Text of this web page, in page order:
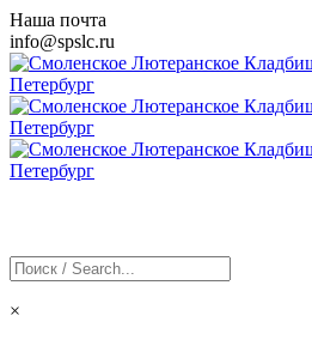
Наша почта
info@spslc.ru
×